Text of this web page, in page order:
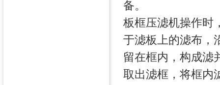
备。
板框压滤机操作时
于滤板上的滤布，
留在框内，构成滤
取出滤框，将框内